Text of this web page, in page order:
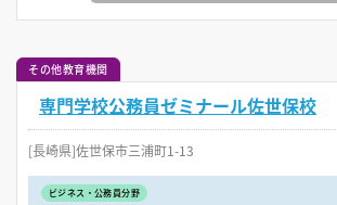
その他教育機関
専門学校公務員ゼミナール佐世保校
[長崎県]佐世保市三浦町1-13
ビジネス・公務員分野